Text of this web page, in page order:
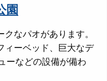
園
なパオがあります。
ィーベッド、巨大なデ
ーなどの設備が備わ